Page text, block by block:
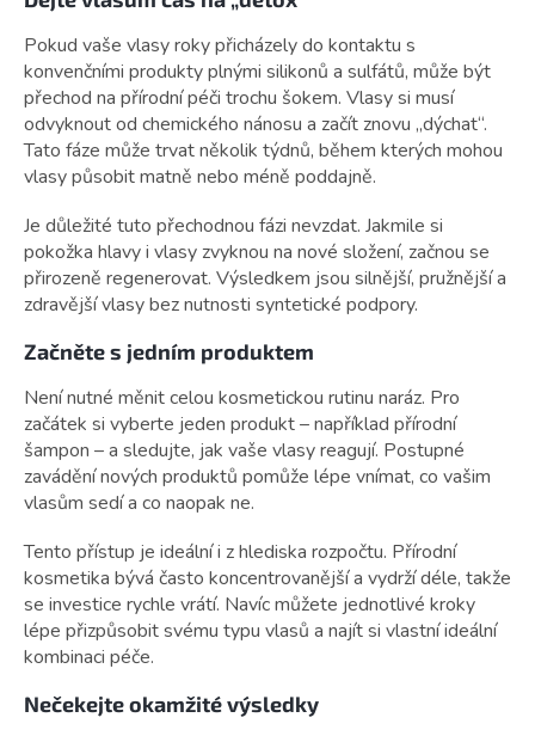
Pokud vaše vlasy roky přicházely do kontaktu s
konvenčními produkty plnými silikonů a sulfátů, může být
přechod na přírodní péči trochu šokem. Vlasy si musí
odvyknout od chemického nánosu a začít znovu „dýchat“.
Tato fáze může trvat několik týdnů, během kterých mohou
vlasy působit matně nebo méně poddajně.
Je důležité tuto přechodnou fázi nevzdat. Jakmile si
pokožka hlavy i vlasy zvyknou na nové složení, začnou se
přirozeně regenerovat. Výsledkem jsou silnější, pružnější a
zdravější vlasy bez nutnosti syntetické podpory.
Začněte s jedním produktem
Není nutné měnit celou kosmetickou rutinu naráz. Pro
začátek si vyberte jeden produkt – například přírodní
šampon – a sledujte, jak vaše vlasy reagují. Postupné
zavádění nových produktů pomůže lépe vnímat, co vašim
vlasům sedí a co naopak ne.
Tento přístup je ideální i z hlediska rozpočtu. Přírodní
kosmetika bývá často koncentrovanější a vydrží déle, takže
se investice rychle vrátí. Navíc můžete jednotlivé kroky
lépe přizpůsobit svému typu vlasů a najít si vlastní ideální
kombinaci péče.
Nečekejte okamžité výsledky